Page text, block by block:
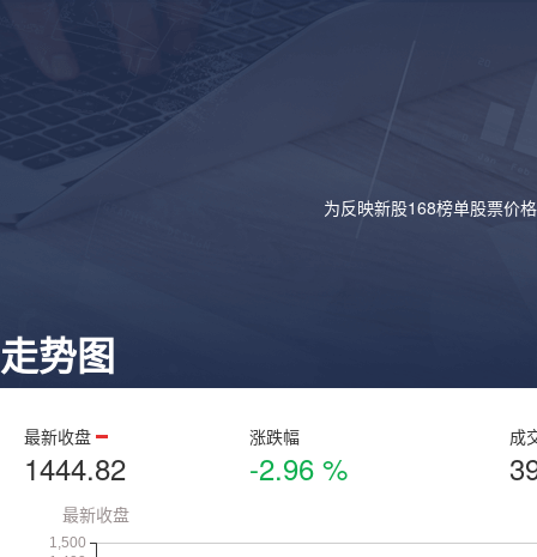
为反映新股168榜单股票价
走势图
最新收盘
1444.82
涨跌幅
-2.96 %
成